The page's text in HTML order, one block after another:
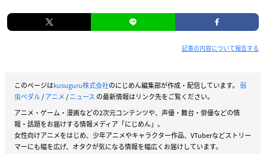
記事の内容について報告する
このページはkusuguru株式会社のにじめん編集部が作成・配信しています。 弱
虫ペダル/アニメ/ニュース の最新情報はリンク先をご覧ください。
アニメ・ゲーム・漫画などの2次元コンテンツや、声優・舞台・俳優などの情
報・話題をお届けする情報メディア「にじめん」。
女性向けアニメをはじめ、少年アニメやキャラクター作品、VTuberなどストリー
マーにも幅を広げ、オタクが気になる情報を幅広くお届けしています。